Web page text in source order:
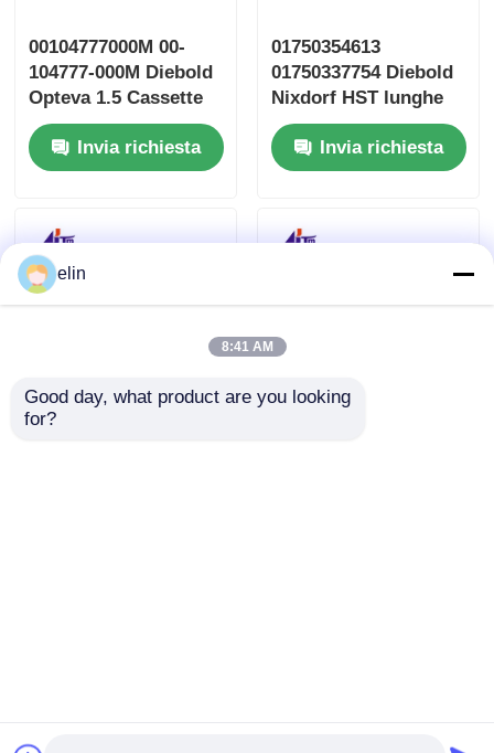
00104777000M 00-
104777-000M Diebold
Opteva 1.5 Cassette
CONV Parti ATM
Invia richiesta
01750354613
01750337754 Diebold
Nixdorf HST lunghe
dita flessibili
Invia richiesta
elin
8:41 AM
Good day, what product are you looking
for?